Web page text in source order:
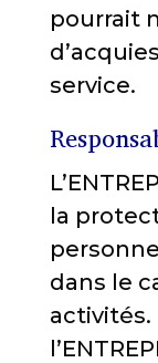
pourrait
service.
la
dans le
activités.